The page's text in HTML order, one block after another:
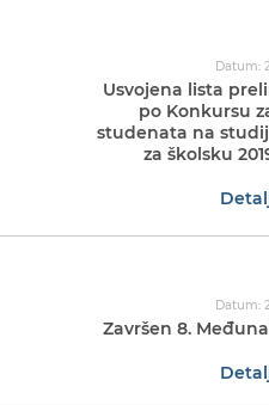
Datum:
Usvojena lista
po Konkursu
studenata na
za školsku
Datum:
Završen 8.